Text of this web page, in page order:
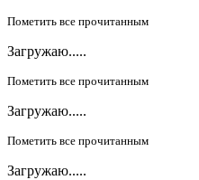
Пометить все прочитанным
Загружаю.....
Пометить все прочитанным
Загружаю.....
Пометить все прочитанным
Загружаю.....